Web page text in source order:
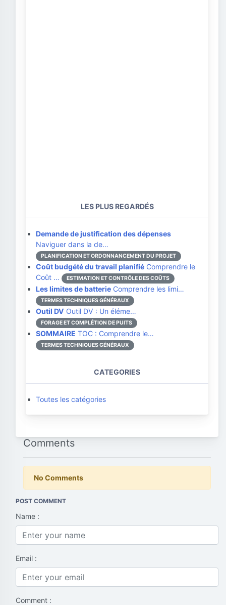
LES PLUS REGARDÉS
Demande de justification des dépenses
Naviguer dans la de…
PLANIFICATION ET ORDONNANCEMENT DU PROJET
Coût budgété du travail planifié Comprendre le
Coût …
ESTIMATION ET CONTRÔLE DES COÛTS
Les limites de batterie Comprendre les limi…
TERMES TECHNIQUES GÉNÉRAUX
Outil DV Outil DV : Un éléme…
FORAGE ET COMPLÉTION DE PUITS
SOMMAIRE TOC : Comprendre le…
TERMES TECHNIQUES GÉNÉRAUX
CATEGORIES
Toutes les catégories
Comments
No Comments
POST COMMENT
Name :
Email :
Comment :